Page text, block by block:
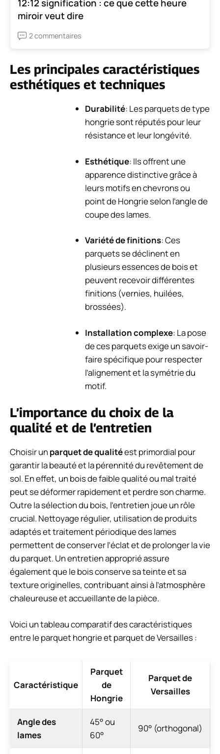
12:12 signification : ce que cette heure
miroir veut dire
2 commentaires
Les principales caractéristiques
esthétiques et techniques
Durabilité: Les parquets de type
hongrie sont réputés pour leur
résistance et leur longévité.
Esthétique: Ils offrent une
apparence distinctive grâce à
leurs motifs en chevrons ou
point de Hongrie selon l’angle de
coupe des lames.
Variété de finitions: Ces
parquets se déclinent en
plusieurs essences de bois et
peuvent recevoir différentes
finitions (vernies, huilées,
brossées).
Installation complexe: La pose
de ces parquets exige un savoir-
faire spécifique pour respecter
l’alignement et la symétrie du
motif.
L’importance du choix de la
qualité et de l’entretien
Choisir un parquet de qualitéest primordial pour
garantir la beauté et la pérennité du revêtement de
sol. En effet, un bois de faible qualité ou mal traité
peut se déformer rapidement et perdre son charme.
Outre la sélection du bois, l’entretien joue un rôle
crucial. Nettoyage régulier, utilisation de produits
adaptés et traitement périodique des lames
permettent de conserver l’éclat et de prolonger la vie
du parquet. Un entretien approprié assure
également que le bois conserve sa teinte et sa
texture originelles, contribuant ainsi à l’atmosphère
chaleureuse et accueillante de la pièce.
Voici un tableau comparatif des caractéristiques
entre le parquet hongrie et parquet de Versailles :
Caractéristique
Parquet
de
Hongrie
Parquet de
Versailles
Angle des
lames
45° ou
60°
90° (orthogonal)